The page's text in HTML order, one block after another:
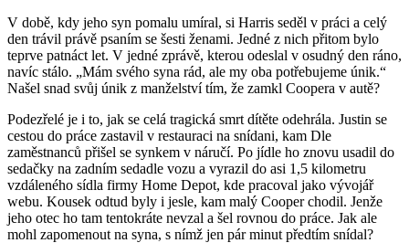
V době, kdy jeho syn pomalu umíral, si Harris seděl v práci a celý
den trávil právě psaním se šesti ženami. Jedné z nich přitom bylo
teprve patnáct let. V jedné zprávě, kterou odeslal v osudný den ráno,
navíc stálo. „Mám svého syna rád, ale my oba potřebujeme únik.“
Našel snad svůj únik z manželství tím, že zamkl Coopera v autě?
Podezřelé je i to, jak se celá tragická smrt dítěte odehrála. Justin se
cestou do práce zastavil v restauraci na snídani, kam Dle
zaměstnanců přišel se synkem v náručí. Po jídle ho znovu usadil do
sedačky na zadním sedadle vozu a vyrazil do asi 1,5 kilometru
vzdáleného sídla firmy Home Depot, kde pracoval jako vývojář
webu. Kousek odtud byly i jesle, kam malý Cooper chodil. Jenže
jeho otec ho tam tentokráte nevzal a šel rovnou do práce. Jak ale
mohl zapomenout na syna, s nímž jen pár minut předtím snídal?